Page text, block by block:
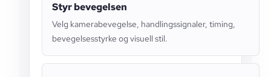
Styr bevegelsen
Velg kamerabevegelse, handlingssignaler, timing,
bevegelsesstyrke og visuell stil.